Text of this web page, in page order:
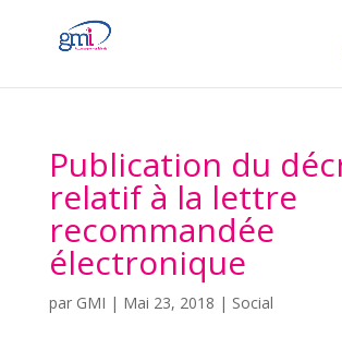
Publication du
relatif à la lettre
recommandée
électronique
par GMI | Mai 23, 2018 | Social